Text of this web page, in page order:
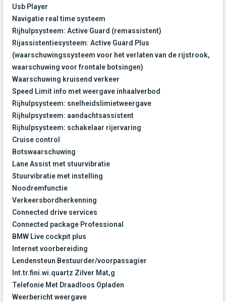
Usb Player
Navigatie real time systeem
Rijhulpsysteem: Active Guard (remassistent)
Rijassistentiesysteem: Active Guard Plus
(waarschuwingssysteem voor het verlaten van de rijstrook,
waarschuwing voor frontale botsingen)
Waarschuwing kruisend verkeer
Speed Limit info met weergave inhaalverbod
Rijhulpsysteem: snelheidslimietweergave
Rijhulpsysteem: aandachtsassistent
Rijhulpsysteem: schakelaar rijervaring
Cruise control
Botswaarschuwing
Lane Assist met stuurvibratie
Stuurvibratie met instelling
Noodremfunctie
Verkeersbordherkenning
Connected drive services
Connected package Professional
BMW Live cockpit plus
Internet voorbereiding
Lendensteun Bestuurder/voorpassagier
Int.tr.fini.wi.quartz Zilver Mat,g
Telefonie Met Draadloos Opladen
Weerbericht weergave